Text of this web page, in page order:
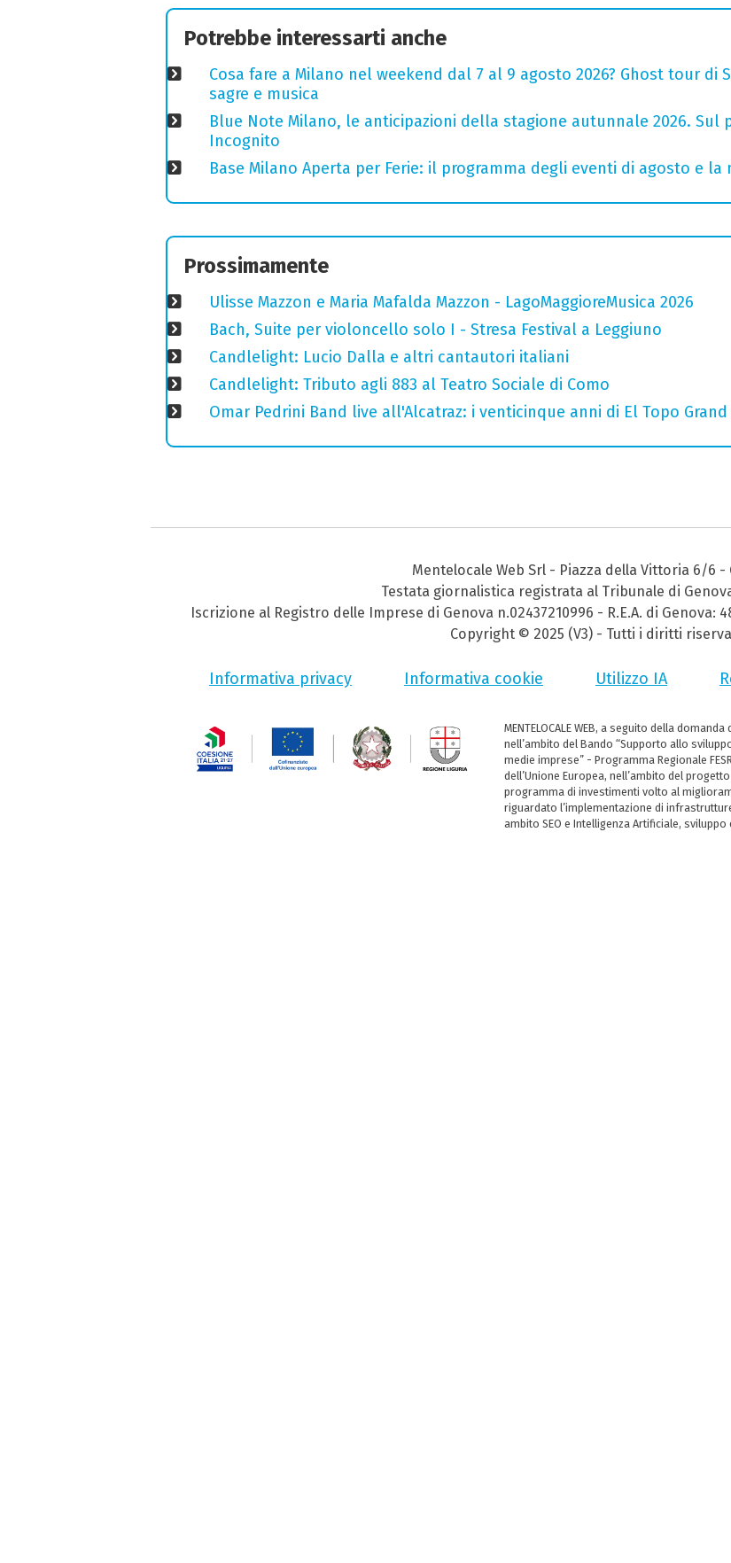
Potrebbe interessarti anche
Cosa fare a Milano nel weekend dal 7 al 9 agosto 2026? Ghost tour di
sagre e musica
Blue Note Milano, le anticipazioni della stagione autunnale 2026. Sul
Incognito
Base Milano Aperta per Ferie: il programma degli eventi di agosto e
Prossimamente
Ulisse Mazzon e Maria Mafalda Mazzon - LagoMaggioreMusica 2026
Bach, Suite per violoncello solo I - Stresa Festival a Leggiuno
Candlelight: Lucio Dalla e altri cantautori italiani
Candlelight: Tributo agli 883 al Teatro Sociale di Como
Omar Pedrini Band live all'Alcatraz: i venticinque anni di El Topo
Mentelocale Web Srl - Piazza della Vittoria 6/6 -
Testata giornalistica registrata al Tribunale di
Iscrizione al Registro delle Imprese di Genova n.02437210996 - R.E.A. di Genova:
Copyright © 2025 (V3) - Tutti i diritti
Informativa privacy Informativa cookie Utilizzo IA
MENTELOCALE WEB, a seguito della
nell’ambito del Bando “Supporto allo
medie imprese” - Programma Regionale
dell’Unione Europea, nell’ambito del progetto
programma di investimenti volto al
riguardato l’implementazione di
ambito SEO e Intelligenza Artificiale,